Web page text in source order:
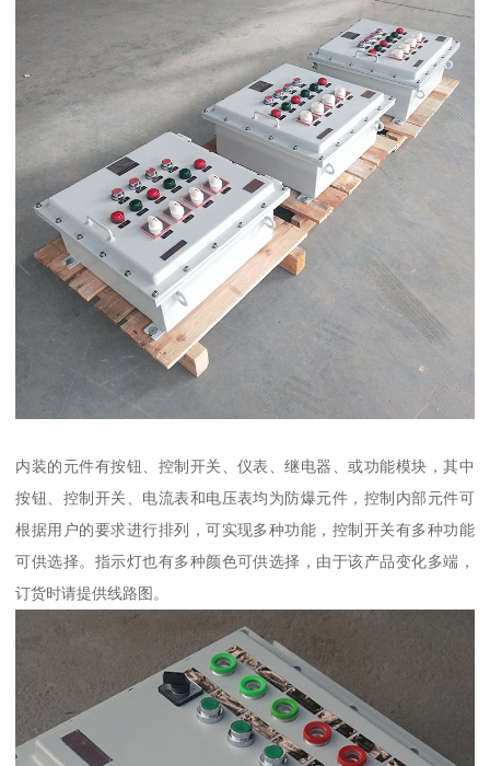
内装的元件有按钮、控制开关、仪表、继电器、或功能模块，其中
按钮、控制开关、电流表和电压表均为防爆元件，控制内部元件可
根据用户的要求进行排列，可实现多种功能，控制开关有多种功能
可供选择。指示灯也有多种颜色可供选择，由于该产品变化多端，
订货时请提供线路图。